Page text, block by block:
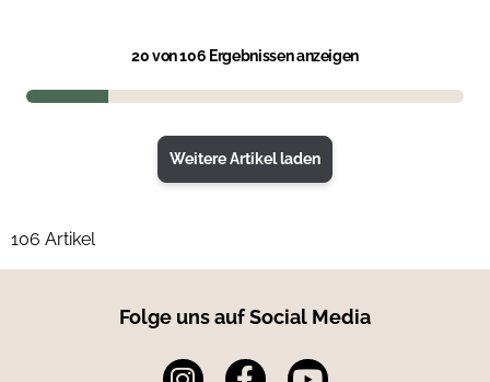
20von 106 Ergebnissen anzeigen
Weitere Artikel laden
106 Artikel
Folge uns auf Social Media